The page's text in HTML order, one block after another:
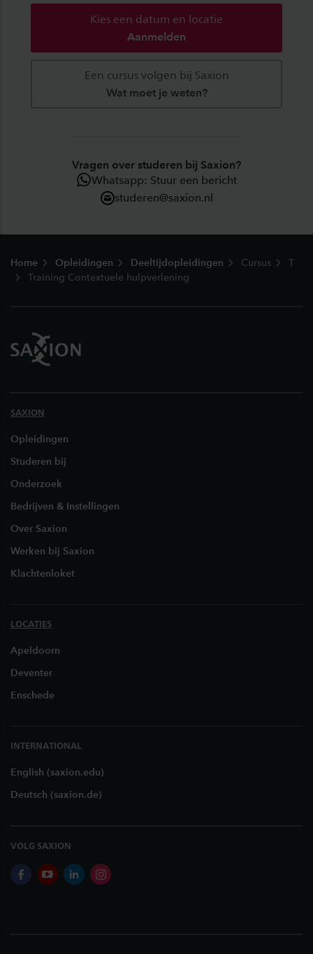
Kies een datum en locatie
Aanmelden
Een cursus volgen bij Saxion
Wat moet je weten?
Vragen over studeren bij Saxion?
Whatsapp: Stuur een bericht
studeren@saxion.nl
Home Opleidingen Deeltijdopleidingen Cursus
T
Training Contextuele hulpverlening
SAXION
Opleidingen
Studeren bij
Onderzoek
Bedrijven & Instellingen
Over Saxion
Werken bij Saxion
Klachtenloket
LOCATIES
Apeldoorn
Deventer
Enschede
INTERNATIONAL
English (saxion.edu)
Deutsch (saxion.de)
VOLG SAXION
facebookyoutubelinkedininstagram